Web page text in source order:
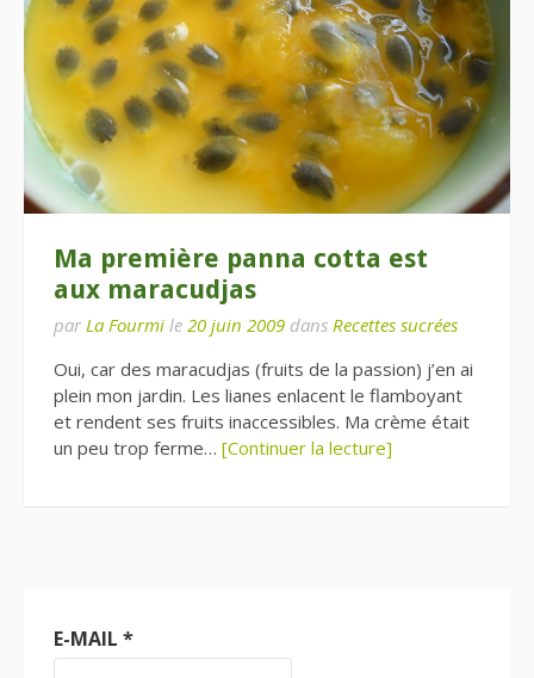
Ma première panna cotta est
aux maracudjas
par La Fourmi le 20 juin 2009 dans Recettes sucrées
Oui, car des maracudjas (fruits de la passion) j’en ai
plein mon jardin. Les lianes enlacent le flamboyant
et rendent ses fruits inaccessibles. Ma crème était
un peu trop ferme… [Continuer la lecture]
E-MAIL *